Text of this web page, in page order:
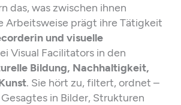
das, was zwischen ihnen
Arbeitsweise prägt ihre Tätigkeit
und visuelle
Visual Facilitators in den
Bildung, Nachhaltigkeit,
. Sie hört zu, filtert, ordnet –
in Bilder, Strukturen